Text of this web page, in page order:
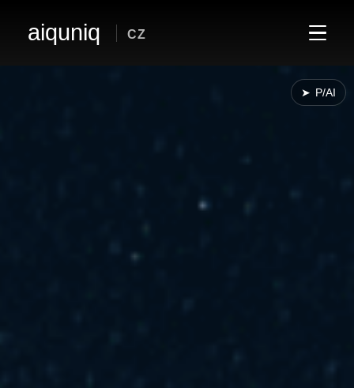
aiquniq CZ
➤ P/AI